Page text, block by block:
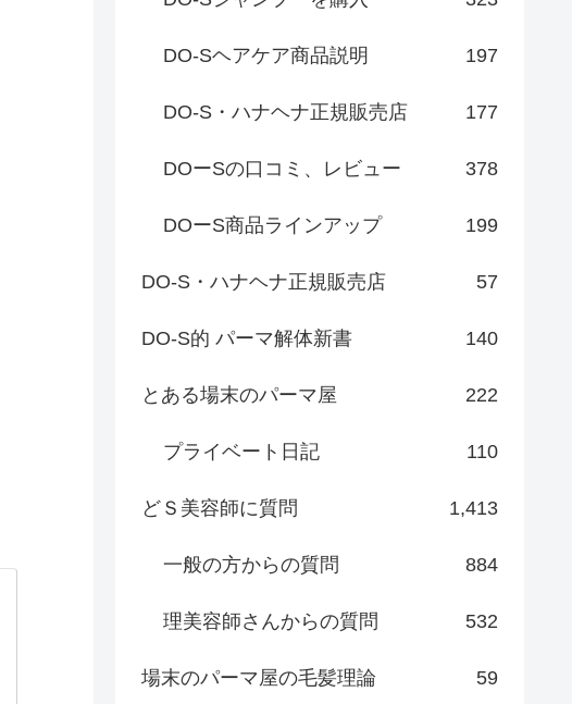
DO-Sヘアケア商品説明 197
DO-S・ハナヘナ正規販売店 177
DOーSの口コミ、レビュー 378
DOーS商品ラインアップ 199
DO-S・ハナヘナ正規販売店 57
DO-S的 パーマ解体新書 140
とある場末のパーマ屋 222
プライベート日記 110
どＳ美容師に質問 1,413
一般の方からの質問 884
理美容師さんからの質問 532
場末のパーマ屋の毛髪理論 59